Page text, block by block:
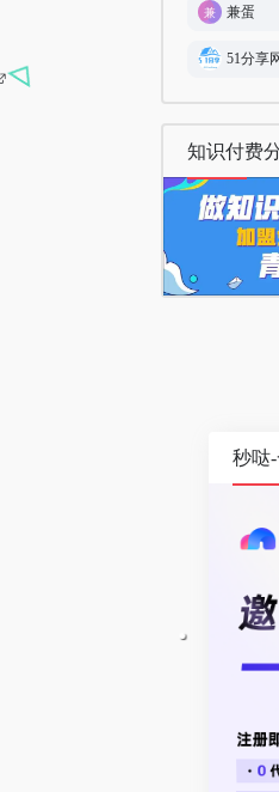
兼蛋
知识付费
秒哒